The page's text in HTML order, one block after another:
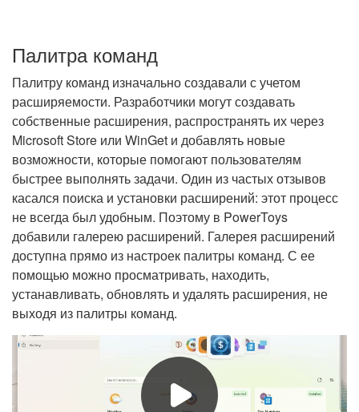
Палитра команд
Палитру команд изначально создавали с учетом
расширяемости. Разработчики могут создавать
собственные расширения, распространять их через
Microsoft Store или WinGet и добавлять новые
возможности, которые помогают пользователям
быстрее выполнять задачи. Один из частых отзывов
касался поиска и установки расширений: этот процесс
не всегда был удобным. Поэтому в PowerToys
добавили галерею расширений. Галерея расширений
доступна прямо из настроек палитры команд. С ее
помощью можно просматривать, находить,
устанавливать, обновлять и удалять расширения, не
выходя из палитры команд.